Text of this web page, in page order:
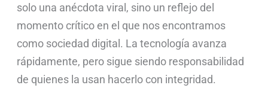
solo una anécdota viral, sino un reflejo del
momento crítico en el que nos encontramos
como sociedad digital. La tecnología avanza
rápidamente, pero sigue siendo responsabilidad
de quienes la usan hacerlo con integridad.